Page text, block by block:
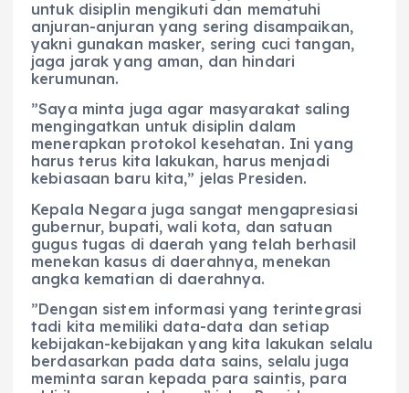
untuk disiplin mengikuti dan mematuhi
anjuran-anjuran yang sering disampaikan,
yakni gunakan masker, sering cuci tangan,
jaga jarak yang aman, dan hindari
kerumunan.
”Saya minta juga agar masyarakat saling
mengingatkan untuk disiplin dalam
menerapkan protokol kesehatan. Ini yang
harus terus kita lakukan, harus menjadi
kebiasaan baru kita,” jelas Presiden.
Kepala Negara juga sangat mengapresiasi
gubernur, bupati, wali kota, dan satuan
gugus tugas di daerah yang telah berhasil
menekan kasus di daerahnya, menekan
angka kematian di daerahnya.
”Dengan sistem informasi yang terintegrasi
tadi kita memiliki data-data dan setiap
kebijakan-kebijakan yang kita lakukan selalu
berdasarkan pada data sains, selalu juga
meminta saran kepada para saintis, para